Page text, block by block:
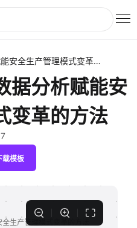
基于AI视觉和数据分析赋能安全生产管理模式变革的方法
据分析赋能安
变革的方法
载模板